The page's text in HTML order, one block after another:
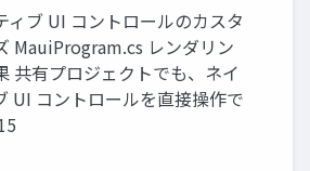
ィブ UI コントロールのカスタ
MauiProgram.cs レンダリン
共有プロジェクトでも、ネイ
UI コントロールを直接操作で